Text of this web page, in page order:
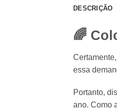
DESCRIÇÃO
🌈
essa
Portanto,
ano. Como